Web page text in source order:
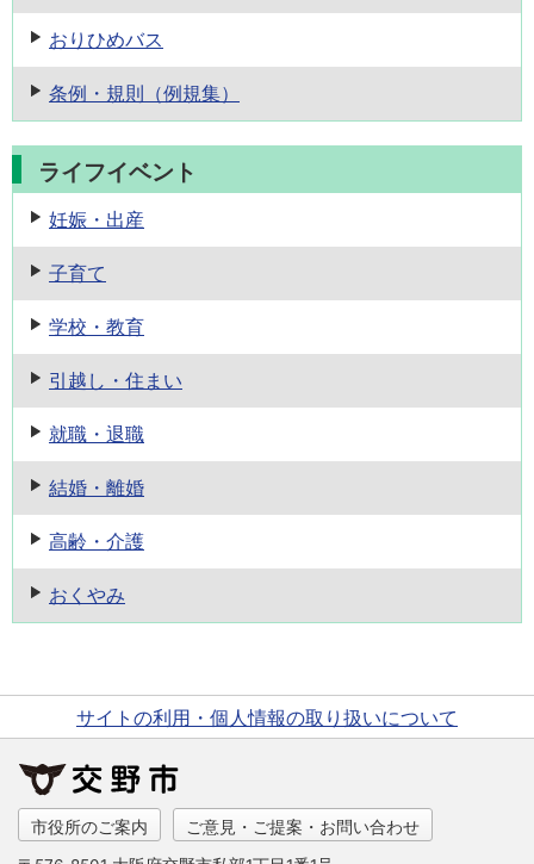
おりひめバス
条例・規則 （例規集）
ライフイベント
妊娠・出産
子育て
学校・教育
引越し・住まい
就職・退職
結婚・離婚
高齢・介護
おくやみ
サイトの利用・個人情報の取り扱いについて
市役所のご案内 ご意見・ご提案・お問い合わせ